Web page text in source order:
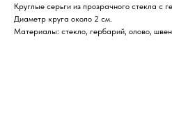
Круглые серьги из прозрачного стекла с
Диаметр круга около 2 см.
Материалы: стекло, гербарий, олово,